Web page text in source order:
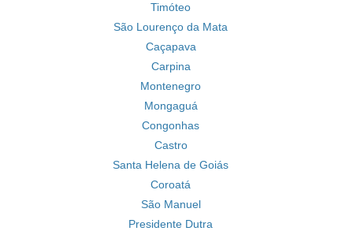
Timóteo
São Lourenço da Mata
Caçapava
Carpina
Montenegro
Mongaguá
Congonhas
Castro
Santa Helena de Goiás
Coroatá
São Manuel
Presidente Dutra